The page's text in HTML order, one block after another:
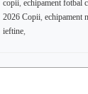
copii, echipament fotbal
2026 Copii, echipament
ieftine,